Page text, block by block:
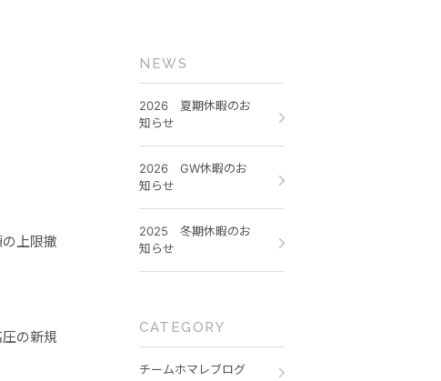
上限撤
の新規
NEWS
2026 夏期休暇のお
知らせ
2026 GW休暇のお
知らせ
2025 冬期休暇のお
知らせ
CATEGORY
チームホマレブログ